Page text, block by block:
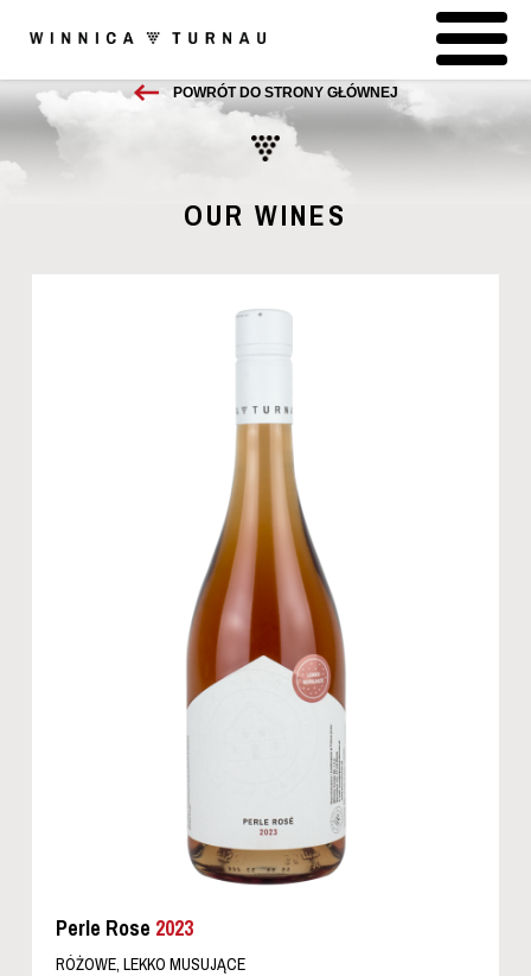
POWRÓT DO STRONY GŁÓWNEJ
OUR WINES
Perle Rose 2023
RÓŻOWE, LEKKO MUSUJĄCE